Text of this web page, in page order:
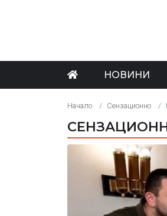
НОВИНИ
Начало Сензационно